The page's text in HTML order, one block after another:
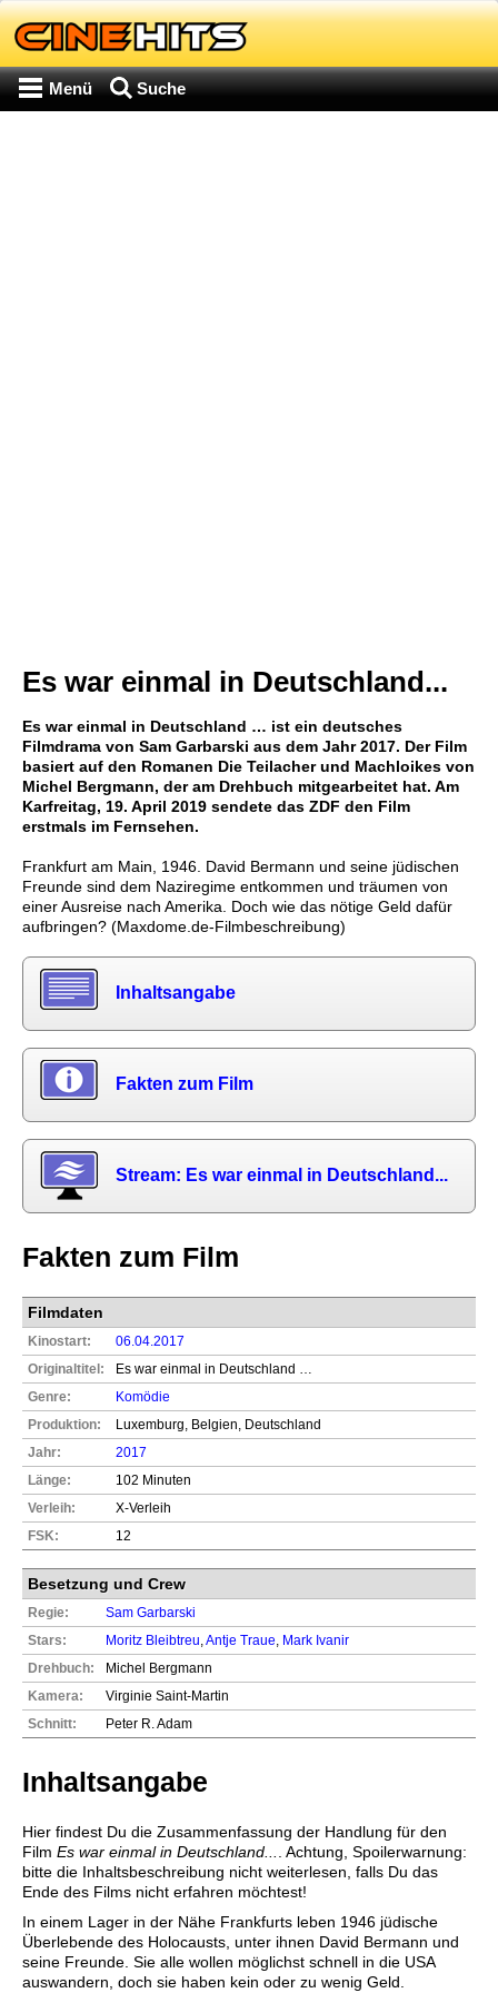
Menü Suche
Es war einmal in Deutschland...
Es war einmal in Deutschland … ist ein deutsches
Filmdrama von Sam Garbarski aus dem Jahr 2017. Der Film
basiert auf den Romanen Die Teilacher und Machloikes von
Michel Bergmann, der am Drehbuch mitgearbeitet hat. Am
Karfreitag, 19. April 2019 sendete das ZDF den Film
erstmals im Fernsehen.
Frankfurt am Main, 1946. David Bermann und seine jüdischen
Freunde sind dem Naziregime entkommen und träumen von
einer Ausreise nach Amerika. Doch wie das nötige Geld dafür
aufbringen? (Maxdome.de-Filmbeschreibung)
Inhaltsangabe
Fakten zum Film
Stream: Es war einmal in Deutschland...
Fakten zum Film
Filmdaten
Kinostart:
06.04.2017
Originaltitel:
Es war einmal in Deutschland …
Genre:
Komödie
Produktion:
Luxemburg, Belgien, Deutschland
Jahr:
2017
Länge:
102 Minuten
Verleih:
X-Verleih
FSK:
12
Besetzung und Crew
Regie:
Sam Garbarski
Stars:
Moritz Bleibtreu,Antje Traue, Mark Ivanir
Drehbuch:
Michel Bergmann
Kamera:
Virginie Saint-Martin
Schnitt:
Peter R. Adam
Inhaltsangabe
Hier findest Du die Zusammenfassung der Handlung für den
Film Es war einmal in Deutschland...
. Achtung, Spoilerwarnung:
bitte die Inhaltsbeschreibung nicht weiterlesen, falls Du das
Ende des Films nicht erfahren möchtest!
In einem Lager in der Nähe Frankfurts leben 1946 jüdische
Überlebende des Holocausts, unter ihnen David Bermann und
seine Freunde. Sie alle wollen möglichst schnell in die USA
auswandern, doch sie haben kein oder zu wenig Geld.